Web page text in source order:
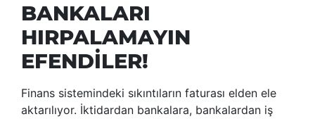
BANKALARI
HIRPALAMAYIN
EFENDİLER!
Finans sistemindeki sıkıntıların faturası elden ele
aktarılıyor. İktidardan bankalara, bankalardan iş